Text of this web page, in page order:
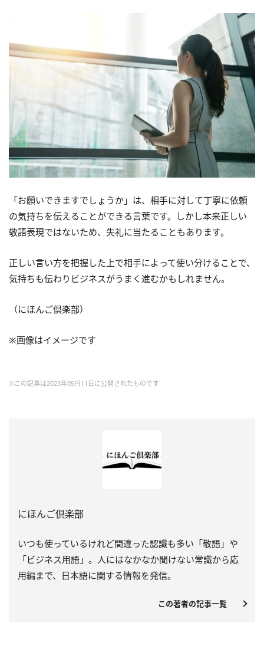
「お願いできますでしょうか」は、相手に対して丁寧に依頼
の気持ちを伝えることができる言葉です。しかし本来正しい
敬語表現ではないため、失礼に当たることもあります。
正しい言い方を把握した上で相手によって使い分けることで、
気持ちも伝わりビジネスがうまく進むかもしれません。
（にほんご倶楽部）
※画像はイメージです
※この記事は2023年05月11日に公開されたものです
にほんご倶楽部
いつも使っているけれど間違った認識も多い「敬語」や
「ビジネス用語」。人にはなかなか聞けない常識から応
用編まで、日本語に関する情報を発信。
この著者の記事一覧